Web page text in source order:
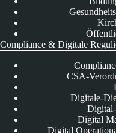
Compliance & Digitale
CSA-
Digitale-
Digital
Digital